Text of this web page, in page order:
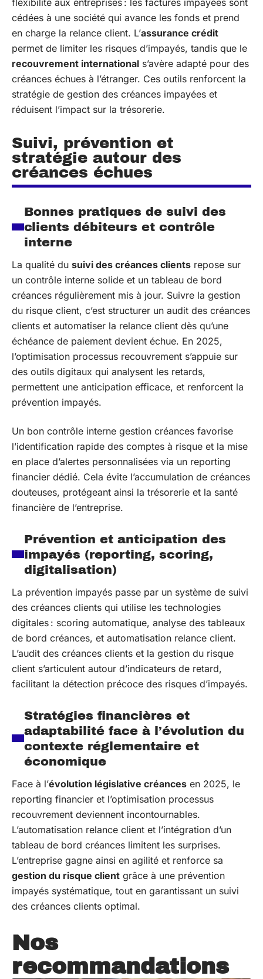
flexibilité aux entreprises : les factures impayées sont
cédées à une société qui avance les fonds et prend
en charge la relance client. L’assurance crédit
permet de limiter les risques d’impayés, tandis que le
recouvrement international s’avère adapté pour des
créances échues à l’étranger. Ces outils renforcent la
stratégie de gestion des créances impayées et
réduisent l’impact sur la trésorerie.
Suivi, prévention et
stratégie autour des
créances échues
Bonnes pratiques de suivi des
clients débiteurs et contrôle
interne
La qualité du suivi des créances clients repose sur
un contrôle interne solide et un tableau de bord
créances régulièrement mis à jour. Suivre la gestion
du risque client, c’est structurer un audit des créances
clients et automatiser la relance client dès qu’une
échéance de paiement devient échue. En 2025,
l’optimisation processus recouvrement s’appuie sur
des outils digitaux qui analysent les retards,
permettent une anticipation efficace, et renforcent la
prévention impayés.
Un bon contrôle interne gestion créances favorise
l’identification rapide des comptes à risque et la mise
en place d’alertes personnalisées via un reporting
financier dédié. Cela évite l’accumulation de créances
douteuses, protégeant ainsi la trésorerie et la santé
financière de l’entreprise.
Prévention et anticipation des
impayés (reporting, scoring,
digitalisation)
La prévention impayés passe par un système de suivi
des créances clients qui utilise les technologies
digitales : scoring automatique, analyse des tableaux
de bord créances, et automatisation relance client.
L’audit des créances clients et la gestion du risque
client s’articulent autour d’indicateurs de retard,
facilitant la détection précoce des risques d’impayés.
Stratégies financières et
adaptabilité face à l’évolution du
contexte réglementaire et
économique
Face à l’évolution législative créances en 2025, le
reporting financier et l’optimisation processus
recouvrement deviennent incontournables.
L’automatisation relance client et l’intégration d’un
tableau de bord créances limitent les surprises.
L’entreprise gagne ainsi en agilité et renforce sa
gestion du risque client grâce à une prévention
impayés systématique, tout en garantissant un suivi
des créances clients optimal.
Nos
recommandations